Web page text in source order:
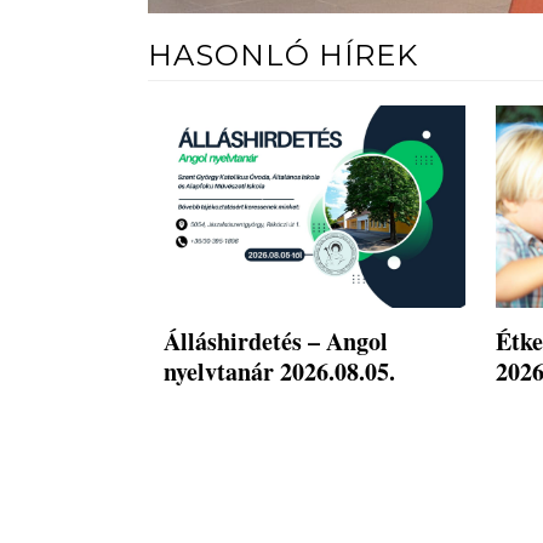
HASONLÓ HÍREK
Álláshirdetés – Angol
nyelvtanár 2026.08.05.